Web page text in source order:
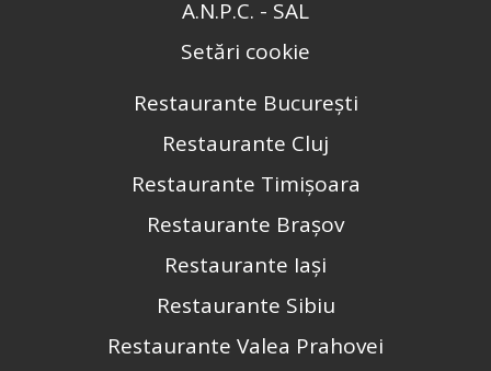
A.N.P.C. - SAL
Setări cookie
Restaurante București
Restaurante Cluj
Restaurante Timișoara
Restaurante Brașov
Restaurante Iași
Restaurante Sibiu
Restaurante Valea Prahovei